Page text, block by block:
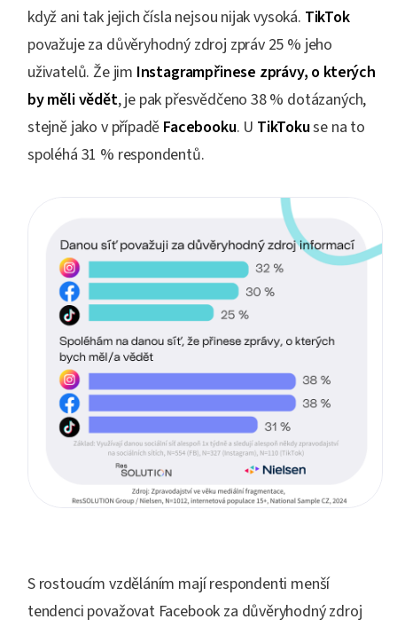
když ani tak jejich čísla nejsou nijak vysoká. TikTok
považuje za důvěryhodný zdroj zpráv 25 % jeho
uživatelů. Že jim Instagrampřinese zprávy, o kterých
by měli vědět, je pak přesvědčeno 38 % dotázaných,
stejně jako v případě Facebooku. U TikTokuse na to
spoléhá 31 % respondentů.
S rostoucím vzděláním mají respondenti menší
tendenci považovat Facebook za důvěryhodný zdroj